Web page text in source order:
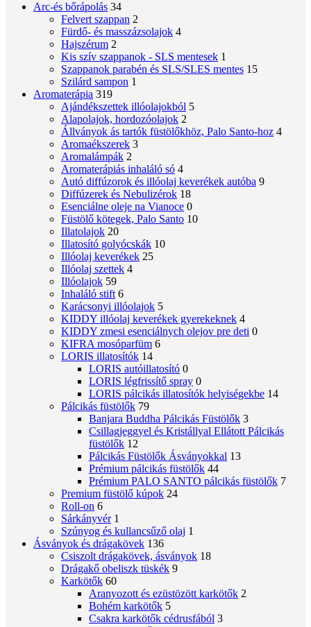
Arc-és bőrápolás 34
Felvert szappan 2
Fürdő- és masszázsolajok 4
Hajszérum 2
Kis szív szappanok - SLS mentesek 1
Szappanok parabén és SLS/SLES mentes 15
Szilárd sampon 1
Aromaterápia 319
Ajándékszettek illóolajokból 5
Alapolajok, hordozóolajok 2
Állványok ás tartók füstölőkhöz, Palo Santo-hoz 4
Aromaékszerek 3
Aromalámpák 2
Aromaterápiás inhaláló só 4
Autó diffúzorok és illóolaj keverékek autóba 9
Diffúzerek és Nebulizérok 18
Esenciálne oleje na Vianoce 0
Füstölő kötegek, Palo Santo 10
Illatolajok 20
Illatosító golyócskák 10
Illóolaj keverékek 25
Illóolaj szettek 4
Illóolajok 59
Inhaláló stift 6
Karácsonyi illóolajok 5
KIDDY illóolaj keverékek gyerekeknek 4
KIDDY zmesi esenciálnych olejov pre deti 0
KIFRA mosóparfüm 6
LORIS illatosítók 14
LORIS autóillatosító 0
LORIS légfrissítő spray 0
LORIS pálcikás illatosítók helyiségekbe 14
Pálcikás füstölők 79
Banjara Buddha Pálcikás Füstölők 3
Csillagjeggyel és Kristállyal Ellátott Pálcikás
füstölők 12
Pálcikás Füstölők Ásványokkal 13
Prémium pálcikás füstölők 44
Prémium PALO SANTO pálcikás füstölők 7
Premium füstölő kúpok 24
Roll-on 6
Sárkányvér 1
Szúnyog és kullancsűző olaj 1
Ásványok és drágakövek 136
Csiszolt drágakövek, ásványok 18
Drágakő obeliszk tüskék 9
Karkötők 60
Aranyozott és ezüstözött karkötők 2
Bohém karkötők 5
Csakra karkötők cédrusfából 3